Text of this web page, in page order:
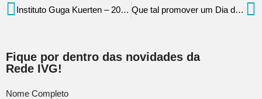
Instituto Guga Kuerten – 20 anos de inclusão! Que tal promover um Dia das Crianças solidário?
Fique por dentro das novidades da
Rede IVG!
Nome Completo